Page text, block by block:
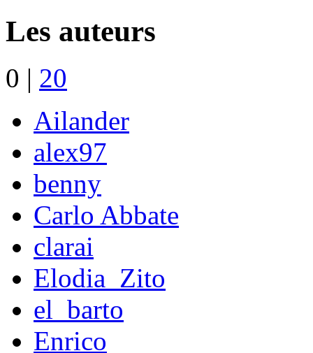
Les auteurs
0 | 20
Ailander
alex97
benny
Carlo Abbate
clarai
Elodia_Zito
el_barto
Enrico